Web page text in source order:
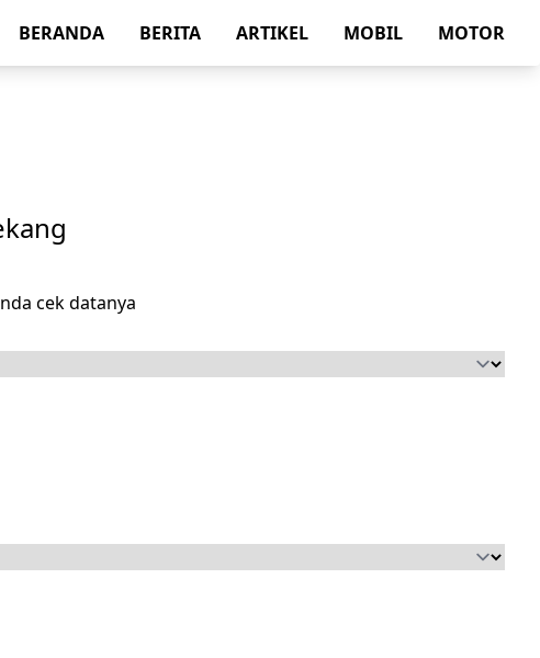
BERANDA BERITA ARTIKEL MOBIL MOTOR
cek datanya